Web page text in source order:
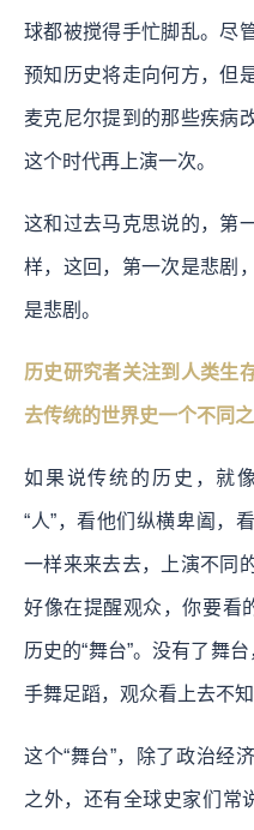
球都被搅得手忙脚乱。尽
预知历史将走向何方，但
麦克尼尔提到的那些疾病
这个时代再上演一次。
这和过去马克思说的，第
样，这回，第一次是悲剧
是悲剧。
历史研究者关注到人类生
去传统的世界史一个不同之
如果说传统的历史，就
“人”，看他们纵横卑阖，
一样来来去去，上演不同
好像在提醒观众，你要看
历史的“舞台”。没有了舞
手舞足蹈，观众看上去不知
这个“舞台”，除了政治经
之外，还有全球史家们常